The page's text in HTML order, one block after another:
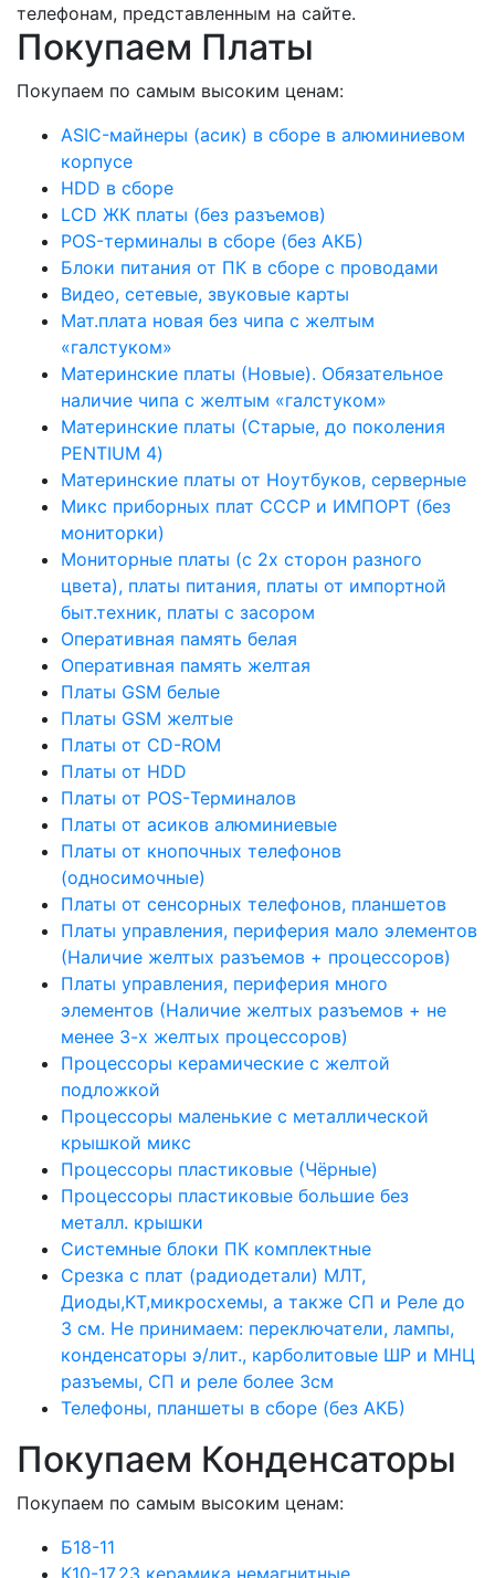
телефонам, представленным на сайте.
Покупаем Платы
Покупаем по самым высоким ценам:
ASIC-майнеры (асик) в сборе в алюминиевом
корпусе
HDD в сборе
LCD ЖК платы (без разъемов)
POS-терминалы в сборе (без АКБ)
Блоки питания от ПК в сборе с проводами
Видео, сетевые, звуковые карты
Мат.плата новая без чипа с желтым
«галстуком»
Материнские платы (Новые). Обязательное
наличие чипа с желтым «галстуком»
Материнские платы (Старые, до поколения
PENTIUM 4)
Материнские платы от Ноутбуков, серверные
Микс приборных плат СССР и ИМПОРТ (без
мониторки)
Мониторные платы (с 2х сторон разного
цвета), платы питания, платы от импортной
быт.техник, платы с засором
Оперативная память белая
Оперативная память желтая
Платы GSM белые
Платы GSM желтые
Платы от CD-ROM
Платы от HDD
Платы от POS-Терминалов
Платы от асиков алюминиевые
Платы от кнопочных телефонов
(односимочные)
Платы от сенсорных телефонов, планшетов
Платы управления, периферия мало элементов
(Наличие желтых разъемов + процессоров)
Платы управления, периферия много
элементов (Наличие желтых разъемов + не
менее 3-х желтых процессоров)
Процессоры керамические с желтой
подложкой
Процессоры маленькие с металлической
крышкой микс
Процессоры пластиковые (Чёрные)
Процессоры пластиковые большие без
металл. крышки
Системные блоки ПК комплектные
Срезка с плат (радиодетали) МЛТ,
Диоды,КТ,микросхемы, а также СП и Реле до
3 см. Не принимаем: переключатели, лампы,
конденсаторы э/лит., карболитовые ШР и МНЦ
разъемы, СП и реле более 3см
Телефоны, планшеты в сборе (без АКБ)
Покупаем Конденсаторы
Покупаем по самым высоким ценам:
Б18-11
К10-17,23 керамика немагнитные